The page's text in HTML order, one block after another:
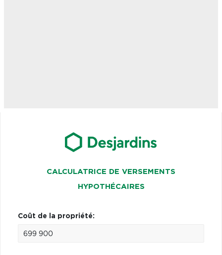
CALCULATRICE DE VERSEMENTS
HYPOTHÉCAIRES
Coût de la propriété: